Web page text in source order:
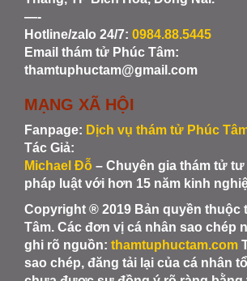
—-
Hotline/zalo 24/7: 0984.88.5445
Email thám tử Phúc Tâm:
thamtuphuctam@gmail.com
MẠNG XÃ HỘI
Fanpage: Dịch vụ thám tử Phúc
Tác Giả:
Michael Đỗ – Chuyên gia thám tử
pháp luật với hơn 15 năm kinh
Copyright ® 2019 Bản quyền thuộc
Tâm. Các đơn vị cá nhân sao chép
ghi rõ nguồn: thamtuphuctam.com
sao chép, đăng tải lại của cá nhân